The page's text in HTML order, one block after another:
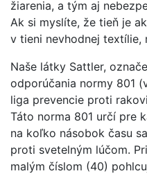
žiarenia, a tým aj
Ak si myslíte, že tieň je
v tieni nevhodnej
Naše látky Sattler,
odporúčania normy 801
liga prevencie proti
Táto norma 801 určí pre
na koľko násobok času
proti svetelným lúčom.
malým číslom (40)